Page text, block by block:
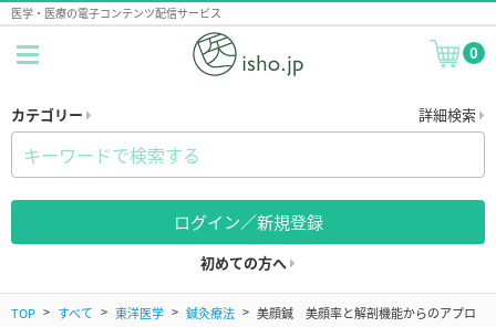
医学・医療の電子コンテンツ配信サービス
0
カテゴリー 詳細検索
ログイン／新規登録
初めての方へ
TOP すべて 東洋医学 鍼灸療法
美顔鍼 美顔率と解剖機能からのアプロ